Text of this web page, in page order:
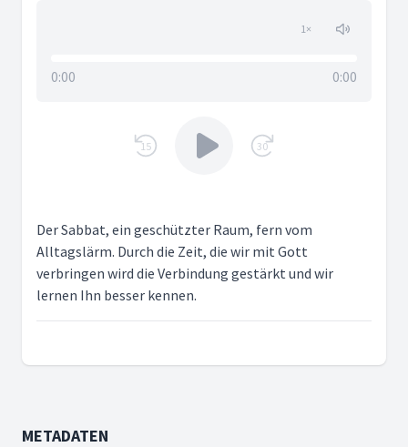
1×
0:00 0:00
15 30
Der Sabbat, ein geschützter Raum, fern vom
Alltagslärm. Durch die Zeit, die wir mit Gott
verbringen wird die Verbindung gestärkt und wir
lernen Ihn besser kennen.
METADATEN